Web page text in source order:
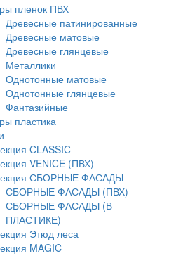
пленок ПВХ
Древесные патинированные
Древесные матовые
Древесные глянцевые
Металлики
Однотонные матовые
Однотонные глянцевые
Фантазийные
пластика
CLASSIC
VENICE (ПВХ)
СБОРНЫЕ ФАСАДЫ
СБОРНЫЕ ФАСАДЫ (ПВХ)
СБОРНЫЕ ФАСАДЫ (В
ПЛАСТИКЕ)
Этюд леса
MAGIC